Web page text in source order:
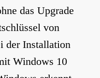
das Upgrade
von
der Installation
Windows 10